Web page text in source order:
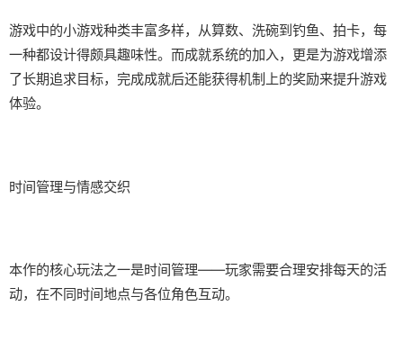
游戏中的小游戏种类丰富多样，从算数、洗碗到钓鱼、拍卡，每
一种都设计得颇具趣味性。而​​成就系统的加入​​，更是为游戏增添
了长期追求目标，完成成就后还能获得机制上的奖励来提升游戏
体验。
时间管理与情感交织
本作的核心玩法之一是时间管理——玩家需要合理安排每天的活
动，在不同时间地点与各位角色互动。